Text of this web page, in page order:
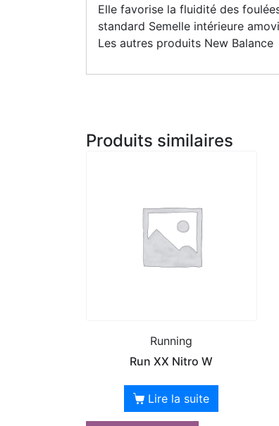
Elle favorise la fluidité des
standard Semelle intérieure
Les autres produits New Balance
Produits similaires
Running
Run XX Nitro W
Lire la suite